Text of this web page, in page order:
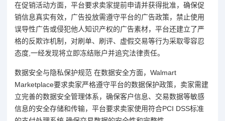
在促销活动方面，平台要求卖家提前申请并获得批准，确保促
销信息真实有效，广告投放需遵守平台的广告政策，禁止使用
误导性广告或侵犯他人知识产权的广告素材，平台还建立了严
格的反欺诈机制，对刷单、刷评、虚假交易等行为采取零容忍
态度,一经发现将立即冻结账户并追究法律责任。
数据安全与隐私保护规范 在数据安全方面，Walmart
Marketplace要求卖家严格遵守平台的数据保护政策，卖家需建
立完善的数据安全管理体系，确保客户信息、交易数据等敏感
信息的安全存储和传输，平台要求卖家使用符合PCI DSS标准